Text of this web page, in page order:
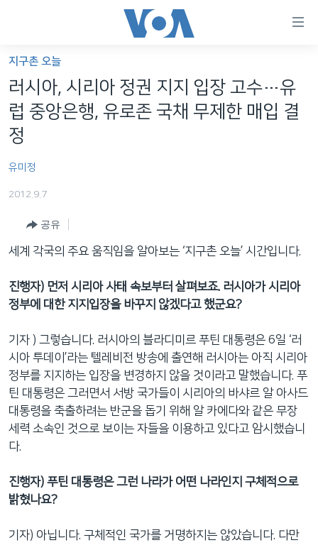
가
능
링
크
인
세계
VOD
FOLLOW US
언어 선택
지구촌 오늘
러시아, 시리아 정권 지지 입장 고수…유
럽 중앙은행, 유로존 국채 무제한 매입 결
정
유미정
2012.9.7
공유
세계 각국의 주요 움직임을 알아보는 ‘지구촌 오늘’ 시간입니다.
진행자) 먼저 시리아 사태 속보부터 살펴보죠. 러시아가 시리아
정부에 대한 지지입장을 바꾸지 않겠다고 했군요?
기자 ) 그렇습니다. 러시아의 블라디미르 푸틴 대통령은 6일 ‘러
시아 투데이’라는 텔레비전 방송에 출연해 러시아는 아직 시리아
정부를 지지하는 입장을 변경하지 않을 것이라고 말했습니다. 푸
틴 대통령은 그러면서 서방 국가들이 시리아의 바샤르 알 아사드
대통령을 축출하려는 반군을 돕기 위해 알 카에다와 같은 무장
세력 소속인 것으로 보이는 자들을 이용하고 있다고 암시했습니
다.
진행자) 푸틴 대통령은 그런 나라가 어떤 나라인지 구체적으로
밝혔나요?
기자) 아닙니다. 구체적인 국가를 거명하지는 않았습니다. 다만